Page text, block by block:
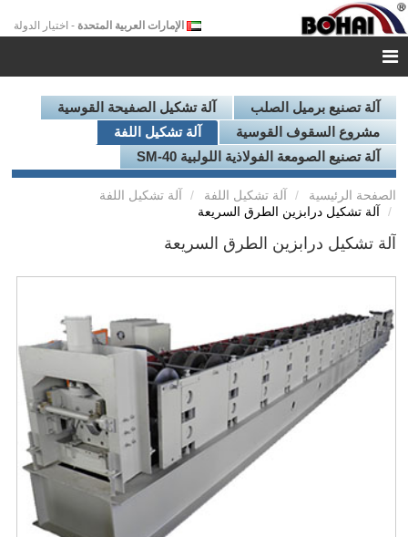
الإمارات العربية المتحدة - اختيار الدولة
آلة تصنيع برميل الصلب
آلة تشكيل الصفيحة القوسية
مشروع السقوف القوسية
آلة تشكيل اللفة
آلة تصنيع الصومعة الفولاذية اللولبية SM-40
الصفحة الرئيسية آلة تشكيل اللفة
آلة تشكيل اللفة
آلة تشكيل درابزين الطرق السريعة
آلة تشكيل درابزين الطرق السريعة